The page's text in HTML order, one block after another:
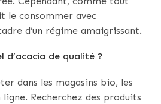
le consommer avec
d’un régime amaigrissant.
d’acacia de qualité ?
dans les magasins bio, les
Recherchez des produits